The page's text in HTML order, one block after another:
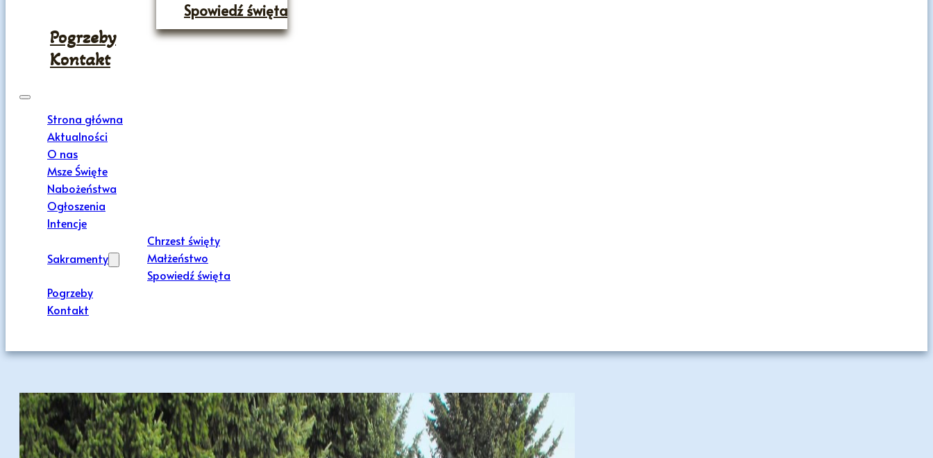
Spowiedź święta
Pogrzeby
Kontakt
Strona główna
Aktualności
O nas
Msze Święte
Nabożeństwa
Ogłoszenia
Intencje
Sakramenty
Chrzest święty
Małżeństwo
Spowiedź święta
Pogrzeby
Kontakt